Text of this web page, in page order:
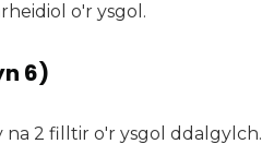
o'r ysgol.
6)
2 filltir o'r ysgol ddalgylch.